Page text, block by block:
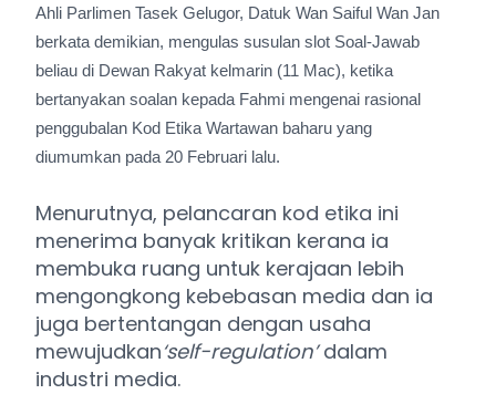
Ahli Parlimen Tasek Gelugor, Datuk Wan Saiful Wan Jan
berkata demikian, mengulas susulan slot Soal-Jawab
beliau di Dewan Rakyat kelmarin (11 Mac), ketika
bertanyakan soalan kepada Fahmi mengenai rasional
penggubalan Kod Etika Wartawan baharu yang
diumumkan pada 20 Februari lalu.
Menurutnya, pelancaran kod etika ini
menerima banyak kritikan kerana ia
membuka ruang untuk kerajaan lebih
mengongkong kebebasan media dan ia
juga bertentangan dengan usaha
mewujudkan‘self-regulation’dalam
industri media.